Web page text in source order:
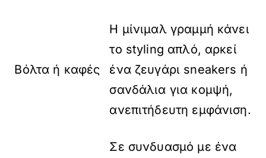
Βόλτα ή καφές
Η μίνιμαλ γραμμή κάνει
το styling απλό, αρκεί
ένα ζευγάρι sneakers ή
σανδάλια για κομψή,
ανεπιτήδευτη εμφάνιση.
Σε συνδυασμό με ένα